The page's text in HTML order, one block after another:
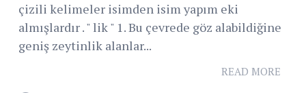
çizili kelimeler isimden isim yapım eki
almışlardır . " lik " 1. Bu çevrede göz alabildiğine
geniş zeytinlik alanlar...
READ MORE